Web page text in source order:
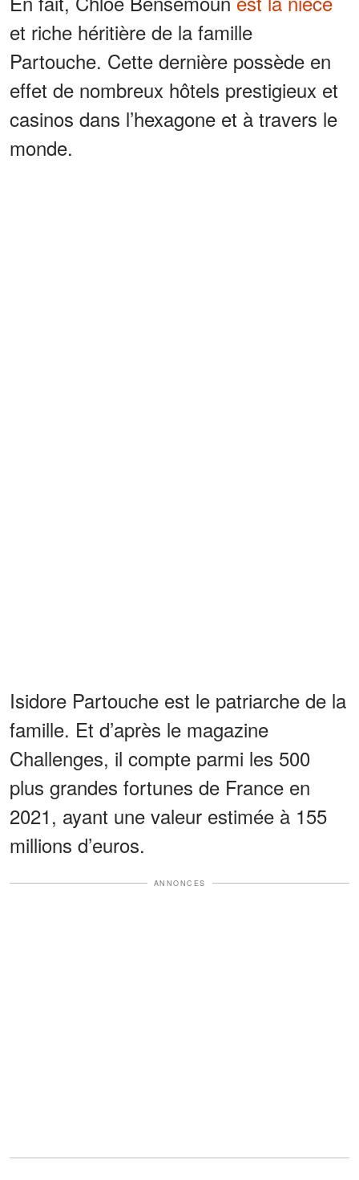
et riche héritière de la famille
Partouche. Cette dernière possède en
effet de nombreux hôtels prestigieux et
casinos dans l’hexagone et à travers le
monde.
Isidore Partouche est le patriarche de la
famille. Et d’après le magazine
Challenges, il compte parmi les 500
plus grandes fortunes de France en
2021, ayant une valeur estimée à 155
millions d’euros.
ANNONCES